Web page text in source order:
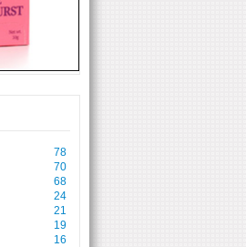
78
70
68
24
21
19
16